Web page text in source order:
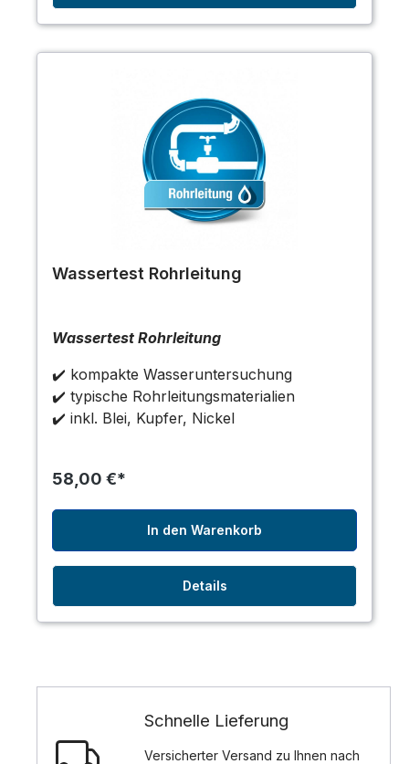
Wassertest Rohrleitung
Wassertest Rohrleitung
✔️ kompakte Wasseruntersuchung
✔️ typische Rohrleitungsmaterialien
✔️ inkl. Blei, Kupfer, Nickel
58,00 €*
In den Warenkorb
Details
Schnelle Lieferung
Versicherter Versand zu Ihnen nach